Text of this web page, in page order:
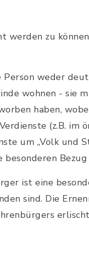
werden zu
Person weder
wohnen - sie
haben,
(z.B.
um „Volk und
ist eine
sind. Die